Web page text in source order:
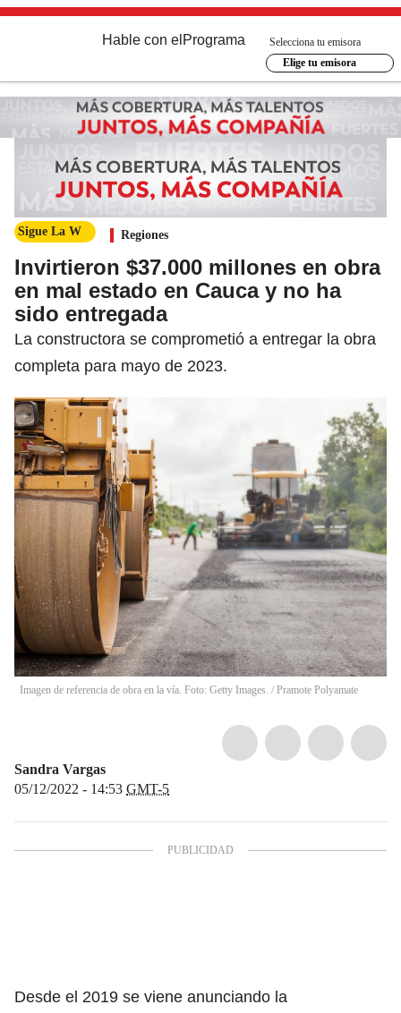
Hable con el Programa
Selecciona tu emisora
Elige tu emisora
Sigue La W Regiones
Invirtieron $37.000 millones en obra
en mal estado en Cauca y no ha
sido entregada
La constructora se comprometió a entregar la obra
completa para mayo de 2023.
Imagen de referencia de obra en la vía. Foto: Getty Images. / Pramote Polyamate
Sandra Vargas
05/12/2022 - 14:53 GMT-5
Desde el 2019 se viene anunciando la